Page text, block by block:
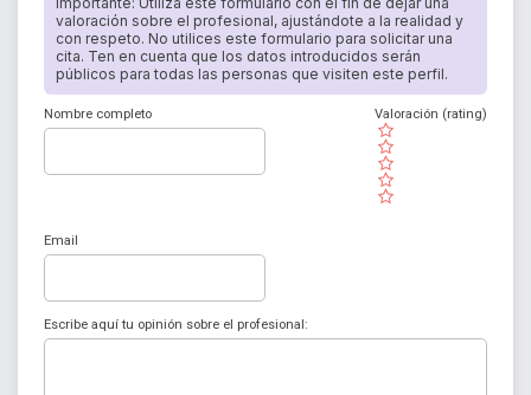
valoración sobre el profesional, ajustándote a la realidad y
con respeto. No utilices este formulario para solicitar una
cita. Ten en cuenta que los datos introducidos serán
públicos para todas las personas que visiten este perfil.
Nombre completo
( )
( )
( )
( )
( )
Valoración (rating)
Email
Escribe aquí tu opinión sobre el profesional: